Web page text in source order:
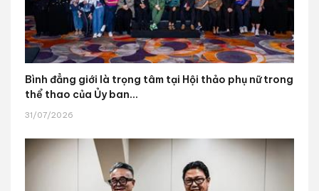
Bình đẳng giới là trọng tâm tại Hội thảo phụ nữ trong
thể thao của Ủy ban...
31/07/2026